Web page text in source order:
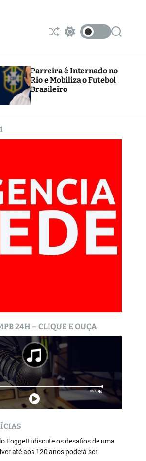
S
l
e
S
c
h
c
o
r
S
c
h
Parreira é Internado no
Rio e Mobiliza o Futebol
Brasileiro
24H – CLIQUE E OUÇA
Foggetti discute os desafios de uma
até aos 120 anos poderá ser